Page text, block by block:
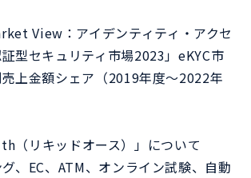
View：アイデンティティ・アクセ
型セキュリティ市場2023」eKYC市
上金額シェア（2019年度～2022年
（リキッドオース）」について
、EC、ATM、オンライン試験、自動